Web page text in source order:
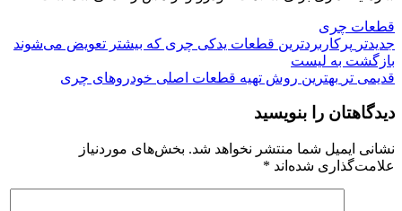
قطعات چری
جدیدتر پرکاربردترین قطعات یدکی چری که بیشتر تعویض می‌شوند
بازگشت به لیست
قدیمی تر بهترین روش تهیه قطعات اصلی خودروهای چری
دیدگاهتان را بنویسید
نشانی ایمیل شما منتشر نخواهد شد. بخش‌های موردنیاز
علامت‌گذاری شده‌اند *